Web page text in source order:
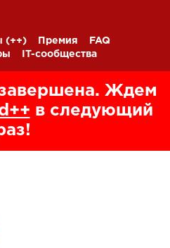
(++) Премия
FAQ
IT-сообщества
Ждем
в следующий